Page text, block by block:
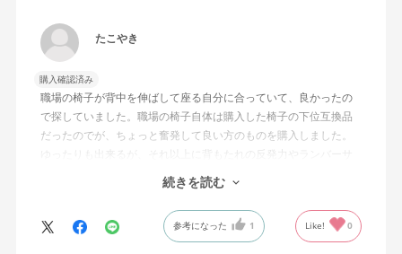
たこやき
購入確認済み
職場の椅子が背中を伸ばして座る自分に合っていて、良かったの
で探していました。職場の椅子自体は購入した椅子の下位互換品
だったのでが、ちょっと奮発して良い方のものを購入しました。
ゆったりも出来るが、それ以上に背もたれの反発力やランバーサ
ポートを突き出したり出来るので、モニターに向かわす方にも力
が入っていて仕事をするにはすごく良い椅子でした。
続きを読む
参考になった 1 Like! 0